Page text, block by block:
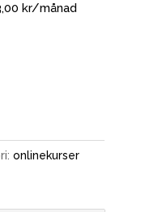
kr/månad
onlinekurser